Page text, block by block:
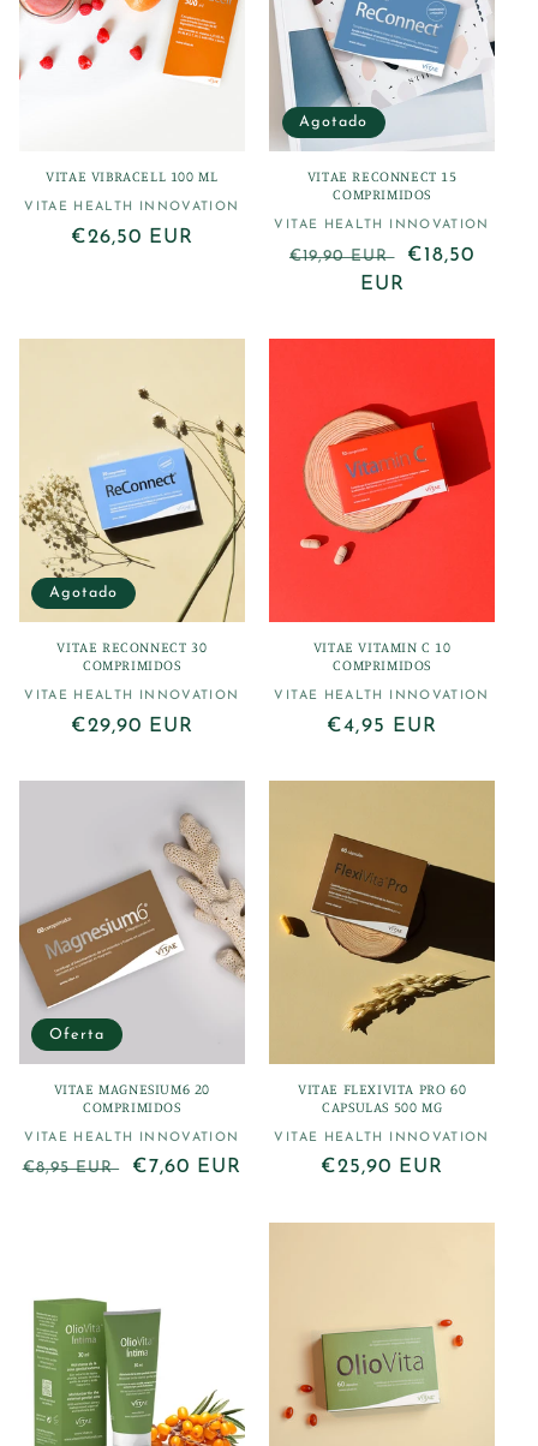
VITAE VIBRACELL 100 ML
Proveedor:
VITAE HEALTH INNOVATION
Precio
€26,50 EUR
Agotado
VITAE RECONNECT 15
COMPRIMIDOS
Proveedor:
VITAE HEALTH INNOVATION
Precio
habitual
€19,90 EUR
Precio
€18,50
EUR
Agotado
VITAE RECONNECT 30
COMPRIMIDOS
Proveedor:
VITAE HEALTH INNOVATION
Precio
€29,90 EUR
VITAE VITAMIN C 10
COMPRIMIDOS
Proveedor:
VITAE HEALTH INNOVATION
Precio
€4,95 EUR
Oferta
VITAE MAGNESIUM6 20
COMPRIMIDOS
Proveedor:
VITAE HEALTH INNOVATION
Precio
€8,95 EUR
Precio
€7,60 EUR
VITAE FLEXIVITA PRO 60
CAPSULAS 500 MG
Proveedor:
VITAE HEALTH INNOVATION
Precio
€25,90 EUR